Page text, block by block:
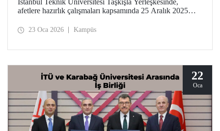
İstanbul Teknik Üniversitesi Taşkışla Yerleşkesinde,
afetlere hazırlık çalışmaları kapsamında 25 Aralık 2025
olası bir deprem anında bina tahliye süreçlerinin
23 Oca 2026 Kampüs
22
Oca